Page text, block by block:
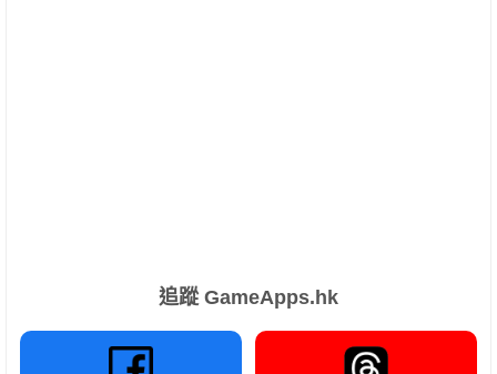
追蹤 GameApps.hk